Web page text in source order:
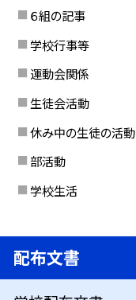
６組の記事
学校行事等
運動会関係
生徒会活動
休み中の生徒の活動
部活動
学校生活
配布文書